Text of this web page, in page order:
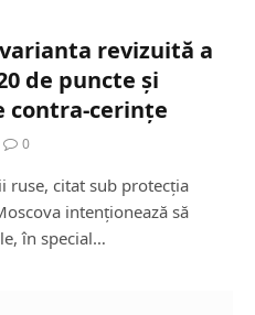
revizuită a
de puncte și
0
ruse, citat sub protecția
intenționează să
în special…